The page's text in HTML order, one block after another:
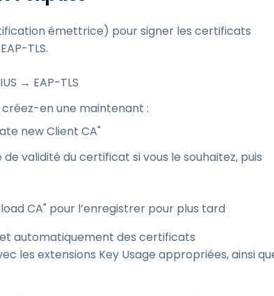
émettrice) pour signer les certificats
TLS.
→ EAP-TLS
en une maintenant :
new Client CA"
de validité du certificat si vous le souhaitez, puis
CA" pour l’enregistrer pour plus tard
automatiquement des certificats
les extensions Key Usage appropriées, ainsi